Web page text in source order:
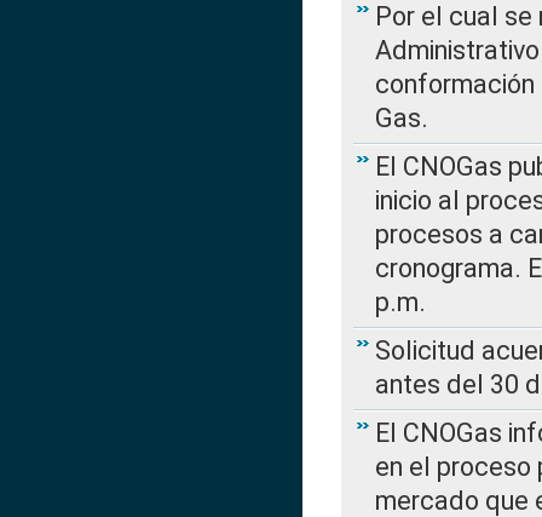
Por el cual
conformación
Gas.
El CNOGas
inicio al
procesos a
cronograma.
p.m.
Solicitud
antes del 30
El CNOGas
en el
mercado que